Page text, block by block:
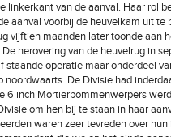
linkerkant van de aanval. Haar rol
aanval voorbij de heuvelkam uit te
vijftien maanden later toonde aan
herovering van de heuvelrug in
staande operatie maar onderdeel
noordwaarts. De Divisie had
6 inch Mortierbommenwerpers
om hen bij te staan in haar
waren zeer tevreden over